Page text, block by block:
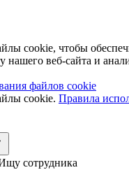
cookie, чтобы
нашего веб-сайта и
файлов cookie
cookie. Правила
сотрудника